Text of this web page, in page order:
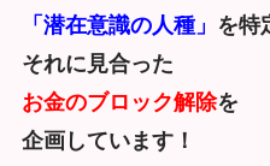
「潜在意識の人種」 を特
それに見合った
お金のブロック解除を
企画しています！